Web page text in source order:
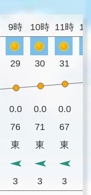
9時 10時 11時
29 30 31
0.0 0.0 0.0
76 71 67
東 東 東
3 3 3